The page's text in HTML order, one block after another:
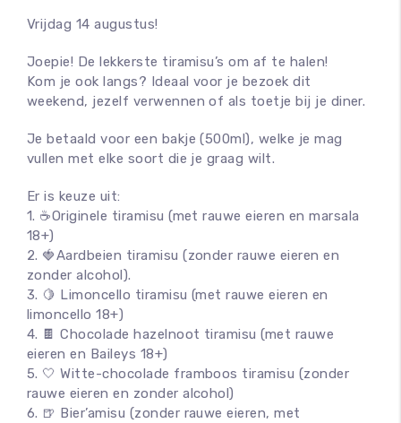
Vrijdag 14 augustus!
Joepie! De lekkerste tiramisu’s om af te halen!
Kom je ook langs? Ideaal voor je bezoek dit
weekend, jezelf verwennen of als toetje bij je diner.
Je betaald voor een bakje (500ml), welke je mag
vullen met elke soort die je graag wilt.
Er is keuze uit:
1. ☕️Originele tiramisu (met rauwe eieren en marsala
18+)
2. 🍓Aardbeien tiramisu (zonder rauwe eieren en
zonder alcohol).
3. 🍋 Limoncello tiramisu (met rauwe eieren en
limoncello 18+)
4. 🍫 Chocolade hazelnoot tiramisu (met rauwe
eieren en Baileys 18+)
5. 🤍 Witte-chocolade framboos tiramisu (zonder
rauwe eieren en zonder alcohol)
6. 🍺 Bier’amisu (zonder rauwe eieren, met